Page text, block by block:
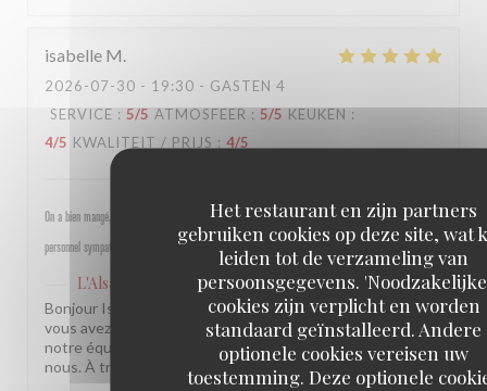
Het restaurant en zijn partners
gebruiken cookies op deze site, wat
leiden tot de verzameling van
persoonsgegevens.
cookies zijn verplicht en worden
standaard geïnstalleerd. Andere
optionele cookies vereisen uw
toestemming. Deze optionele
isabelle M
2026-07-30 - 19:30 - GASTEN 4
SERVICE : 5/5 ATMOSFEER : 5/5 KEUKEN :
4/5 KWALITEIT / PRIJS : 4/5
On a bien mangé, bon rapport qualité prix pour les champs, très bel emplacement, peu d attente,
personnel sympathique et efficace.
L'Alsace
heeft op deze beoordeling gereageerd
Bonjour Isabelle, Merci pour ce beau retour ! Savoir que
vous avez passé un bon moment près des Champs et que
notre équipe a été à la hauteur, c'est une vraie fierté pour
nous. À très bientôt ! L'équipe de L'Alsace